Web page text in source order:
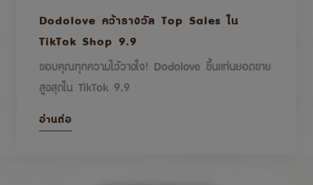
Dodolove คว้ารางวัล Top Sales ใน
TikTok Shop 9.9
ขอบคุณทุกความไว้วางใจ! Dodolove ขึ้นแท่นยอดขาย
สูงสุดใน TikTok 9.9
อ่านต่อ